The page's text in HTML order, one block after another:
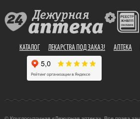
КАТАЛОГ ЛЕКАРСТВА ПОД ЗАКАЗ! АПТЕКА